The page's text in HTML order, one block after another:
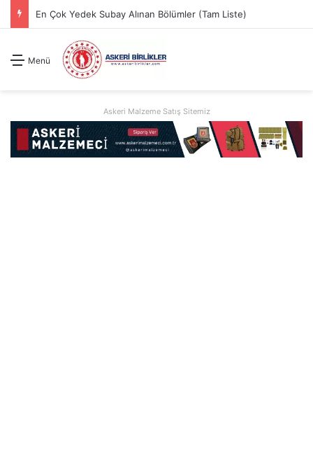
En Çok Yedek Subay Alınan Bölümler (Tam Liste)
Menü
Askeri Malzeme Satış Sitemiz